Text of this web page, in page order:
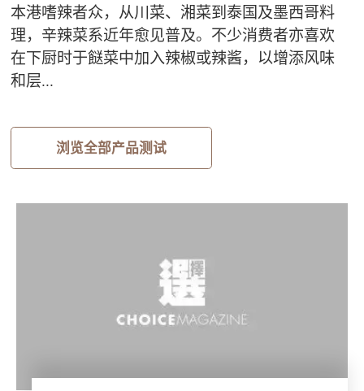
本港嗜辣者众，从川菜、湘菜到泰国及墨西哥料
理，辛辣菜系近年愈见普及。不少消费者亦喜欢
在下厨时于餸菜中加入辣椒或辣酱，以增添风味
和层...
浏览全部产品测试